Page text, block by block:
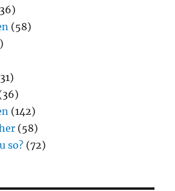
(58)
(142)
(58)
so? (72)